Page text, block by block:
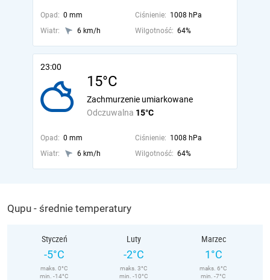
Opad: 0 mm Ciśnienie: 1008 hPa
Wiatr:
6 km/h Wilgotność: 64%
23:00
15°C
Odczuwalna 15°C
Zachmurzenie umiarkowane
Opad: 0 mm Ciśnienie: 1008 hPa
Wiatr:
6 km/h Wilgotność: 64%
Qupu - średnie temperatury
Styczeń
-5°C
maks. 0°C
min. -14°C
Luty
-2°C
maks. 3°C
min. -10°C
Marzec
1°C
maks. 6°C
min. -7°C